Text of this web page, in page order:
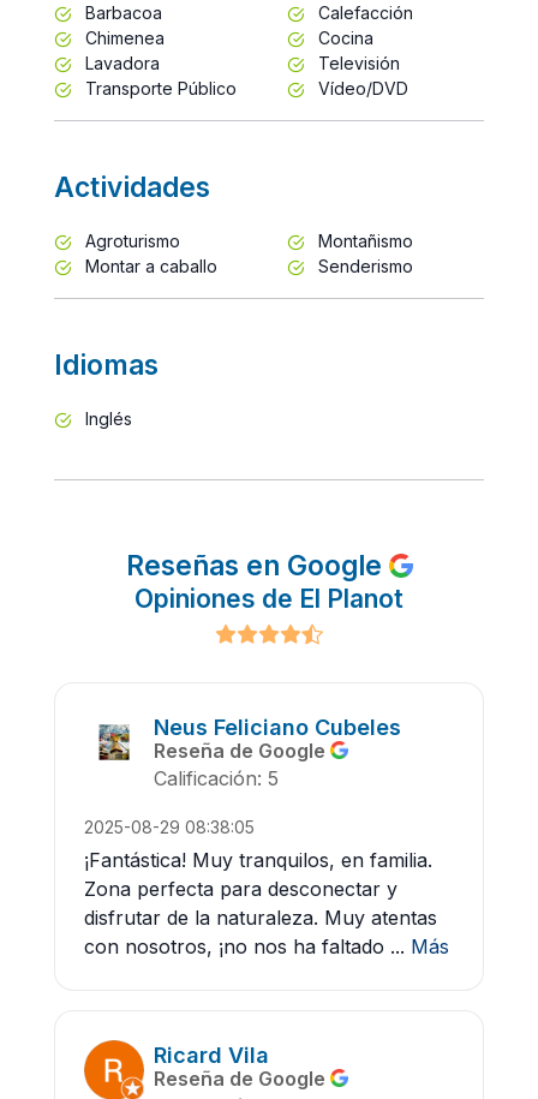
Barbacoa
Calefacción
Chimenea
Cocina
Lavadora
Televisión
Transporte Público
Vídeo/DVD
Actividades
Agroturismo
Montañismo
Montar a caballo
Senderismo
Idiomas
Inglés
Reseñas en Google
Opiniones de El Planot
Neus Feliciano Cubeles
Reseña de Google
Calificación: 5
2025-08-29 08:38:05
¡Fantástica! Muy tranquilos, en familia.
Zona perfecta para desconectar y
disfrutar de la naturaleza. Muy atentas
con nosotros, ¡no nos ha faltado ... Más
Ricard Vila
Reseña de Google